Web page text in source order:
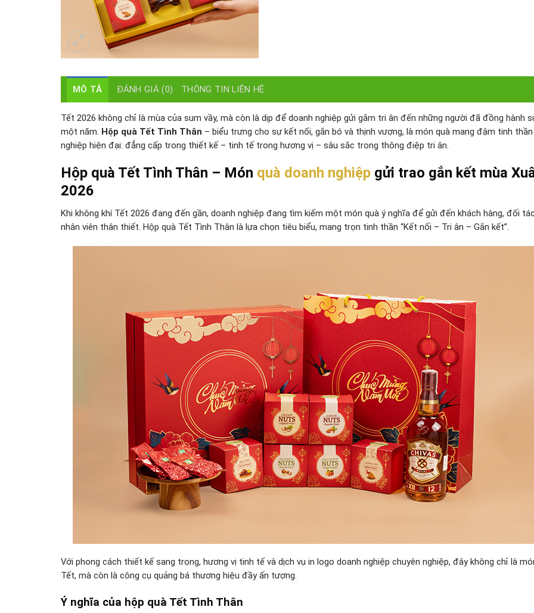
MÔ TẢ ĐÁNH GIÁ (0) THÔNG TIN LIÊN HỆ
Tết 2026 không chỉ là mùa của sum vầy, mà còn là dịp để doanh nghiệp gửi gắm tri ân đến những người đã đồng hành
một năm. Hộp quà Tết Tình Thân – biểu trưng cho sự kết nối, gắn bó và thịnh vượng, là món quà mang đậm tinh
nghiệp hiện đại: đẳng cấp trong thiết kế – tinh tế trong hương vị – sâu sắc trong thông điệp tri ân.
Hộp quà Tết Tình Thân – Món quà doanh nghiệp gửi trao gắn kết mùa
2026
Khi không khí Tết 2026 đang đến gần, doanh nghiệp đang tìm kiếm một món quà ý nghĩa để gửi đến khách hàng, đối
nhân viên thân thiết. Hộp quà Tết Tình Thân là lựa chọn tiêu biểu, mang trọn tinh thần “Kết nối – Tri ân – Gắn kết”.
Với phong cách thiết kế sang trọng, hương vị tinh tế và dịch vụ in logo doanh nghiệp chuyên nghiệp, đây không chỉ là
Tết, mà còn là công cụ quảng bá thương hiệu đầy ấn tượng.
Ý nghĩa của hộp quà Tết Tình Thân